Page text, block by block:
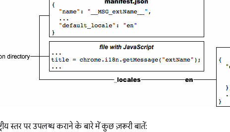
स्तर पर उपलब्ध कराने के बारे में कुछ ज़रूरी बातें: